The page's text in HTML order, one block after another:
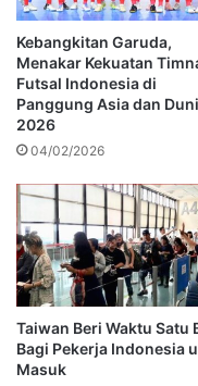
Kebangkitan Garuda,
Menakar Kekuatan
Futsal Indonesia di
Panggung Asia dan
2026
04/02/2026
Taiwan Beri Waktu Satu
Bagi Pekerja Indonesia
Masuk